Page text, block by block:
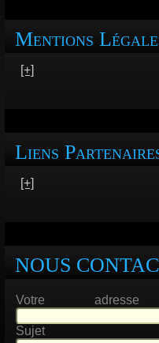
Mentions
[+]
Liens
[+]
NOUS
Votre
Sujet